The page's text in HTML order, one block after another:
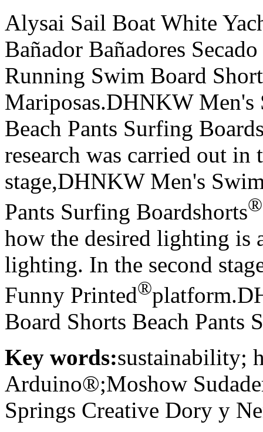
Alysai Sail Boat White
Bañador Bañadores
Running Swim Board
Mariposas.DHNKW Men's
Beach Pants Surfing
research was carried out
stage,DHNKW Men's
Pants Surfing Boardshorts®
how the desired lighting is
lighting. In the second
Funny Printed®
Board Shorts Beach Pants
Key words:sustainability;
Arduino®;Moshow
Springs Creative Dory y